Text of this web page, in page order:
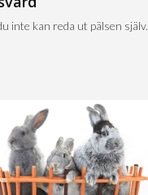
inte kan reda ut pälsen själv.